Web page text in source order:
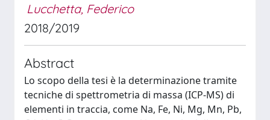
Lucchetta, Federico
2018/2019
Abstract
Lo scopo della tesi è la determinazione tramite
tecniche di spettrometria di massa (ICP-MS) di
elementi in traccia, come Na, Fe, Ni, Mg, Mn, Pb,